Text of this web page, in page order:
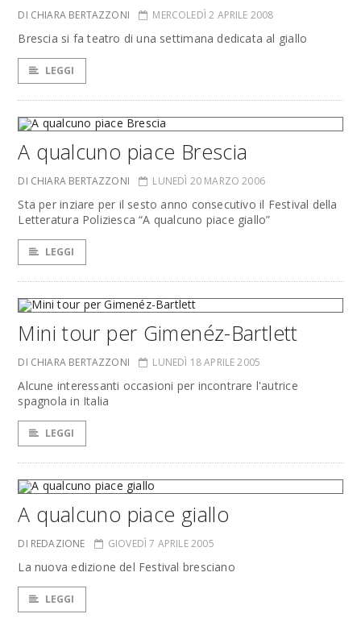
DI CHIARA BERTAZZONI MERCOLEDÌ 2 APRILE 2008
Brescia si fa teatro di una settimana dedicata al giallo
LEGGI
A qualcuno piace Brescia
DI CHIARA BERTAZZONI LUNEDÌ 20 MARZO 2006
Sta per inziare per il sesto anno consecutivo il Festival della
Letteratura Poliziesca “A qualcuno piace giallo”
LEGGI
Mini tour per Gimenéz-Bartlett
DI CHIARA BERTAZZONI LUNEDÌ 18 APRILE 2005
Alcune interessanti occasioni per incontrare l'autrice
spagnola in Italia
LEGGI
A qualcuno piace giallo
DI REDAZIONE GIOVEDÌ 7 APRILE 2005
La nuova edizione del Festival bresciano
LEGGI